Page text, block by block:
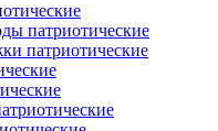
патриотические
патриотические